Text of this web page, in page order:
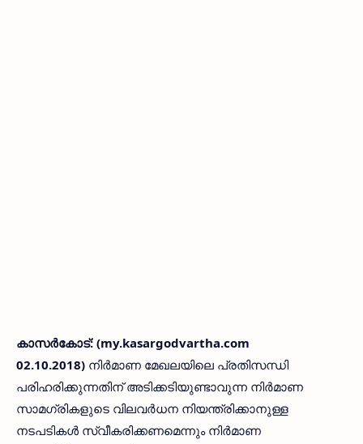
കാസര്‍കോട്: (my.kasargodvartha.com
02.10.2018) നിര്‍മാണ മേഖലയിലെ പ്രതിസന്ധി
പരിഹരിക്കുന്നതിന് അടിക്കടിയുണ്ടാവുന്ന നിര്‍മാണ
സാമഗ്രികളുടെ വിലവര്‍ധന നിയന്ത്രിക്കാനുള്ള
നടപടികള്‍ സ്വീകരിക്കണമെന്നും നിര്‍മാണ